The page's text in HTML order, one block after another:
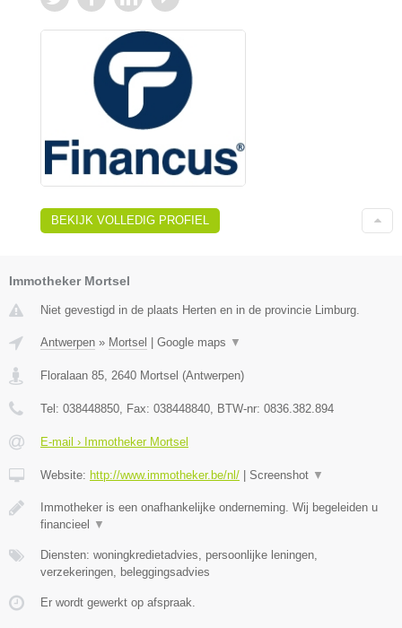
BEKIJK VOLLEDIG PROFIEL
Immotheker Mortsel
Niet gevestigd in de plaats Herten en in de provincie Limburg.
Antwerpen » Mortsel Google maps ▼
Floralaan 85, 2640 Mortsel (Antwerpen)
Tel: 038448850, Fax: 038448840, BTW-nr: 0836.382.894
E-mail › Immotheker Mortsel
Website: http://www.immotheker.be/nl/ Screenshot ▼
Immotheker is een onafhankelijke onderneming. Wij begeleiden u
financieel
▼
Diensten: woningkredietadvies, persoonlijke leningen,
verzekeringen, beleggingsadvies
Er wordt gewerkt op afspraak.